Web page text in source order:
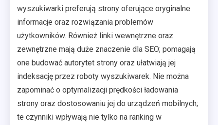
wyszukiwarki preferują strony oferujące oryginalne
informacje oraz rozwiązania problemów
użytkowników. Również linki wewnętrzne oraz
zewnętrzne mają duże znaczenie dla SEO; pomagają
one budować autorytet strony oraz ułatwiają jej
indeksację przez roboty wyszukiwarek. Nie można
zapominać o optymalizacji prędkości ładowania
strony oraz dostosowaniu jej do urządzeń mobilnych;
te czynniki wpływają nie tylko na ranking w